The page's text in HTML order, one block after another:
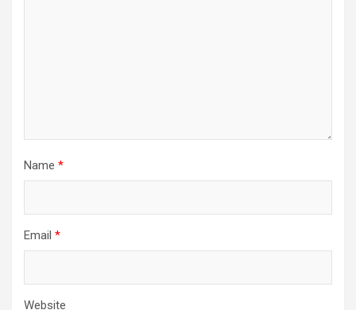
Name *
Email *
Website